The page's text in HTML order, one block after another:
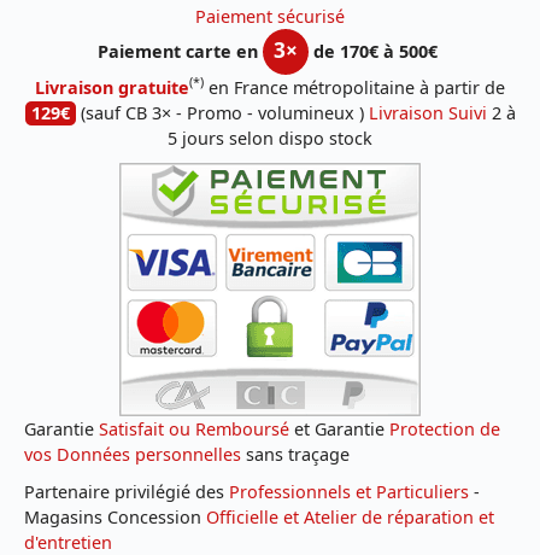
Paiement sécurisé
Paiement carte en
3×
de 170€ à 500€
Livraison gratuite(*) en France métropolitaine à partir de
129€ (sauf CB 3× - Promo - volumineux ) Livraison Suivi 2 à
5 jours selon dispo stock
Garantie Satisfait ou Remboursé et Garantie Protection de
vos Données personnelles sans traçage
Partenaire privilégié des Professionnels et Particuliers -
Magasins Concession Officielle et Atelier de réparation et
d'entretien